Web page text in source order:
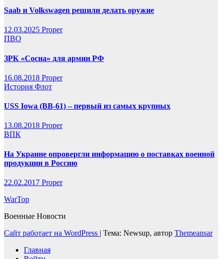
Saab и Volkswagen решили делать оружие
12.03.2025 Proper
ПВО
ЗРК «Сосна» для армии РФ
16.08.2018 Proper
История Флот
USS Iowa (BB-61) – первый из самых крупных
13.08.2018 Proper
ВПК
На Украине опровергли информацию о поставках военной
продукции в Россию
22.02.2017 Proper
WarTop
Военные Новости
Сайт работает на WordPress | Тема: Newsup, автор Themeansar
Главная